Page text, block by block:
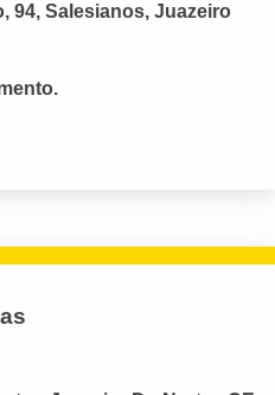
94, Salesianos, Juazeiro